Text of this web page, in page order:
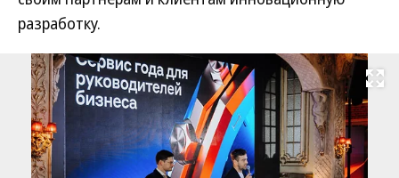
разработку.
Развернуть